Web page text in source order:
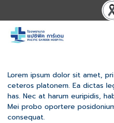
Lorem ipsum dolor sit amet,
ceteros platonem. Ea dictas
has. Nec at harum euripidis,
Mei probo oportere
consequat.